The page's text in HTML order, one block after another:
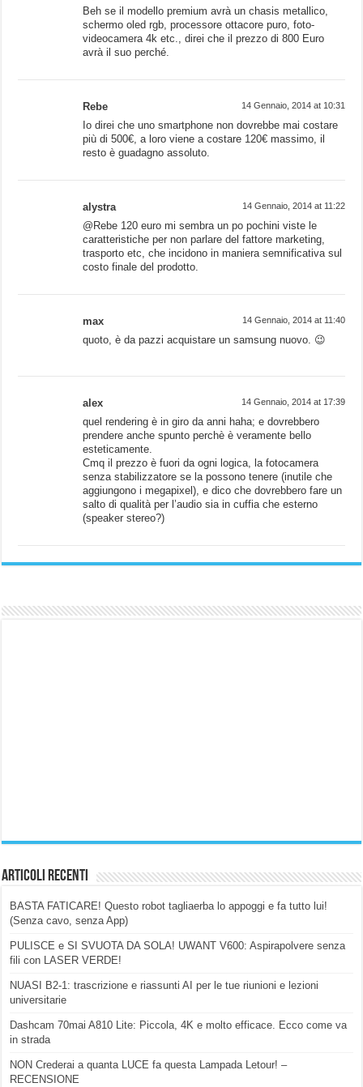
Beh se il modello premium avrà un chasis metallico,
schermo oled rgb, processore ottacore puro, foto-
videocamera 4k etc., direi che il prezzo di 800 Euro
avrà il suo perché.
Rebe 14 Gennaio, 2014 at 10:31
Io direi che uno smartphone non dovrebbe mai costare
più di 500€, a loro viene a costare 120€ massimo, il
resto è guadagno assoluto.
alystra 14 Gennaio, 2014 at 11:22
@Rebe 120 euro mi sembra un po pochini viste le
caratteristiche per non parlare del fattore marketing,
trasporto etc, che incidono in maniera semnificativa sul
costo finale del prodotto.
max 14 Gennaio, 2014 at 11:40
quoto, è da pazzi acquistare un samsung nuovo. 😉
alex 14 Gennaio, 2014 at 17:39
quel rendering è in giro da anni haha; e dovrebbero
prendere anche spunto perchè è veramente bello
esteticamente.
Cmq il prezzo è fuori da ogni logica, la fotocamera
senza stabilizzatore se la possono tenere (inutile che
aggiungono i megapixel), e dico che dovrebbero fare un
salto di qualità per l’audio sia in cuffia che esterno
(speaker stereo?)
Articoli Recenti
BASTA FATICARE! Questo robot tagliaerba lo appoggi e fa tutto lui!
(Senza cavo, senza App)
PULISCE e SI SVUOTA DA SOLA! UWANT V600: Aspirapolvere senza
fili con LASER VERDE!
NUASI B2-1: trascrizione e riassunti AI per le tue riunioni e lezioni
universitarie
Dashcam 70mai A810 Lite: Piccola, 4K e molto efficace. Ecco come va
in strada
NON Crederai a quanta LUCE fa questa Lampada Letour! –
RECENSIONE